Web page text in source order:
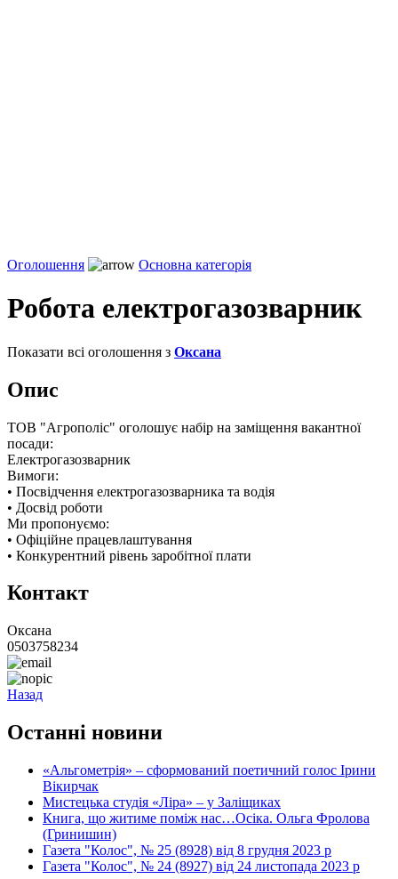
Оголошення Основна категорія
Робота електрогазозварник
Показати всі оголошення з Оксана
Опис
ТОВ "Агрополіс" оголошує набір на заміщення вакантної
посади:
Електрогазозварник
Вимоги:
• Посвідчення електрогазозварника та водія
• Досвід роботи
Ми пропонуємо:
• Офіційне працевлаштування
• Конкурентний рівень заробітної плати
Контакт
Оксана
0503758234
Назад
Останні новини
«Альгометрія» – сформований поетичний голос Ірини
Вікирчак
Мистецька студія «Ліра» – у Заліщиках
Книга, що житиме поміж нас…Осіка. Ольга Фролова
(Гринишин)
Газета "Колос", № 25 (8928) від 8 грудня 2023 р
Газета "Колос", № 24 (8927) від 24 листопада 2023 р